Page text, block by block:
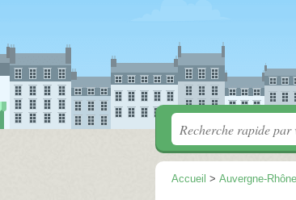
Accueil > Auvergne-